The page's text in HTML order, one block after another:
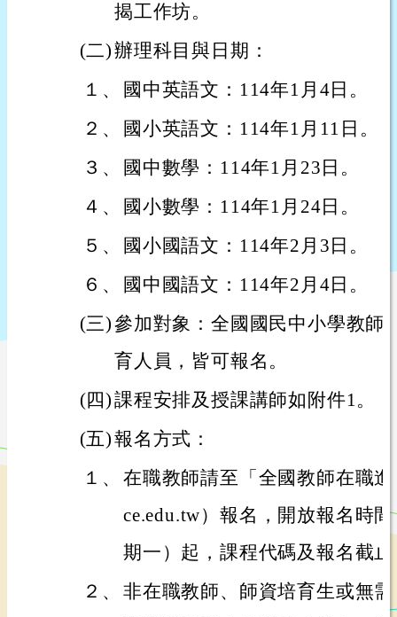
揭工作坊。
(二)辦理科目與日期：
１、
國中英語文：114年1月4日。
２、
國小英語文：114年1月11日。
３、
國中數學：114年1月23日。
４、
國小數學：114年1月24日。
５、
國小國語文：114年2月3日。
６、
國中國語文：114年2月4日。
(三)參加對象：全國國民中小學教師
育人員，皆可報名。
(四)課程安排及授課講師如附件1。
(五)報名方式：
１、 在職教師請至「全國教師在職
ce.edu.tw）報名，開放報名時
期一）起，課程代碼及報名截
２、 非在職教師、師資培育生或無